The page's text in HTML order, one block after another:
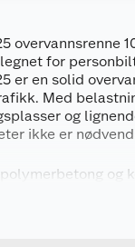
overvannsrenne
for
er en solid
Med
og
ikke er
og